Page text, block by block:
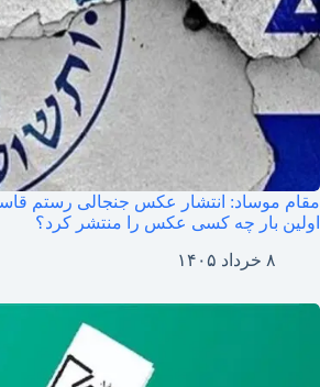
مقام موساد: انتشار عکس جنجالی رستم
اولین بار چه کسی عکس را منتشر کرد؟
۸ خرداد ۱۴۰۵